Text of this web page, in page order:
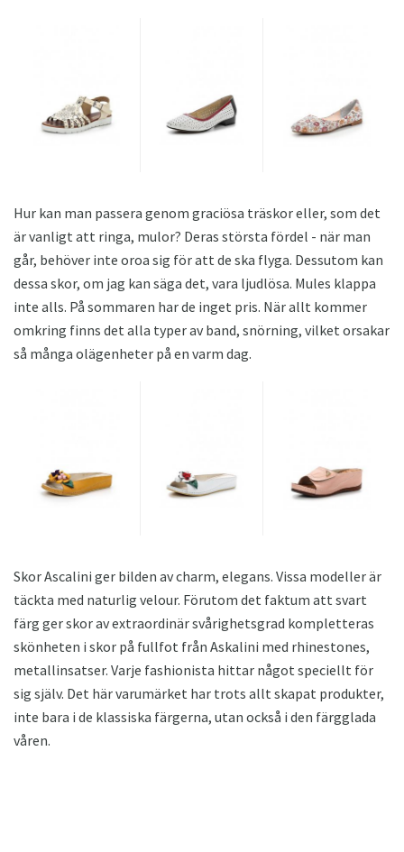
Hur kan man passera genom graciösa träskor eller, som det
är vanligt att ringa, mulor? Deras största fördel - när man
går, behöver inte oroa sig för att de ska flyga. Dessutom kan
dessa skor, om jag kan säga det, vara ljudlösa. Mules klappa
inte alls. På sommaren har de inget pris. När allt kommer
omkring finns det alla typer av band, snörning, vilket orsakar
så många olägenheter på en varm dag.
Skor Ascalini ger bilden av charm, elegans. Vissa modeller är
täckta med naturlig velour. Förutom det faktum att svart
färg ger skor av extraordinär svårighetsgrad kompletteras
skönheten i skor på fullfot från Askalini med rhinestones,
metallinsatser. Varje fashionista hittar något speciellt för
sig själv. Det här varumärket har trots allt skapat produkter,
inte bara i de klassiska färgerna, utan också i den färgglada
våren.